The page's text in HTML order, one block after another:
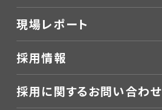
現場レポート
採用情報
採用に関するお問い合わせ